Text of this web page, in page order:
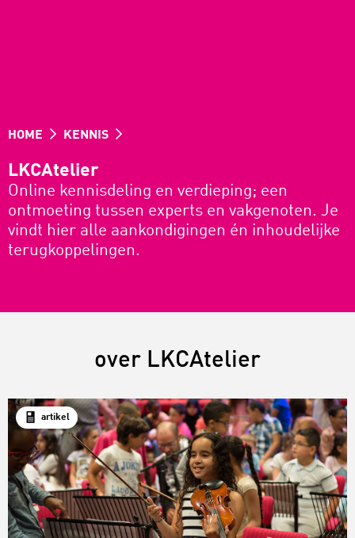
HOME KENNIS
LKCAtelier
Online kennisdeling en verdieping; een
ontmoeting tussen experts en vakgenoten. Je
vindt hier alle aankondigingen én inhoudelijke
terugkoppelingen.
over LKCAtelier
artikel